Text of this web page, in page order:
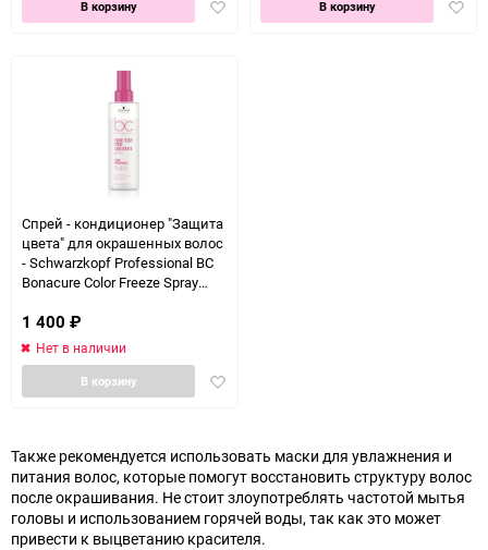
Добавить
В корзину В корзину
Спрей - кондиционер "Защита
цвета" для окрашенных волос
- Schwarzkopf Professional BC
Bonacure Color Freeze Spray
ПРОСРОЧЕНЫЙ
1 400 ₽
Нет в наличии
Добавить
В корзину
Также рекомендуется использовать маски для увлажнения и
питания волос, которые помогут восстановить структуру волос
после окрашивания. Не стоит злоупотреблять частотой мытья
головы и использованием горячей воды, так как это может
привести к выцветанию красителя.